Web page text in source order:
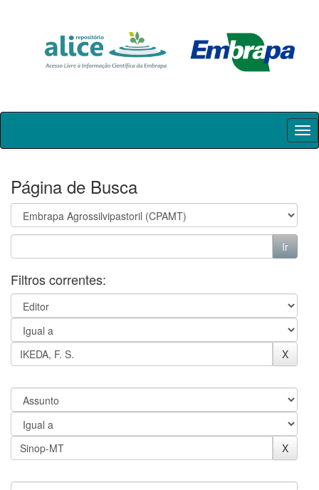
Skip
Página de Busca
Filtros correntes: